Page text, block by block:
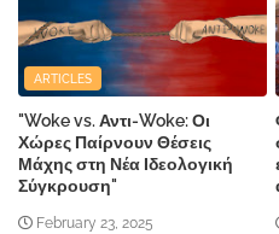
ARTICLES
"Woke vs. Αντι-Woke: Οι
Χώρες Παίρνουν Θέσεις
Μάχης στη Νέα Ιδεολογική
Σύγκρουση"
February 23, 2025